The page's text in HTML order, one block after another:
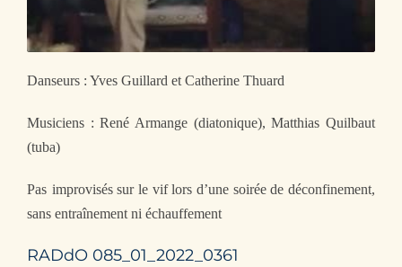
Contact
Danseurs : Yves Guillard et Catherine Thuard
Musiciens : René Armange (diatonique), Matthias Quilbaut
(tuba)
Pas improvisés sur le vif lors d’une soirée de déconfinement,
sans entraînement ni échauffement
RADdO 085_01_2022_0361